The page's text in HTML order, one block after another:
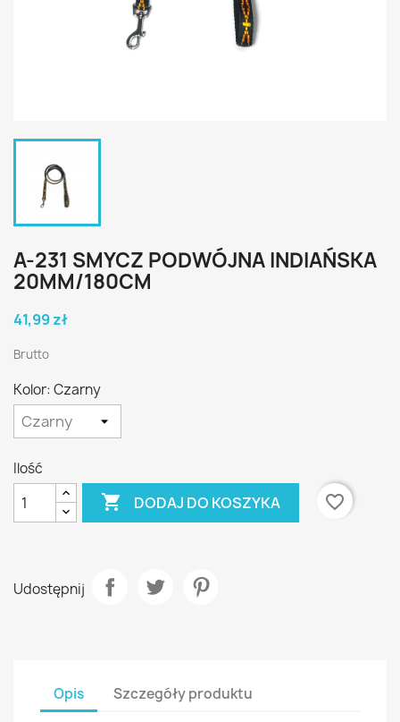
A-231 SMYCZ PODWÓJNA INDIAŃSKA
20MM/180CM
41,99 zł
Brutto
Kolor: Czarny
Ilość
 DODAJ DO KOSZYKA favorite_border
Udostępnij
Opis Szczegóły produktu